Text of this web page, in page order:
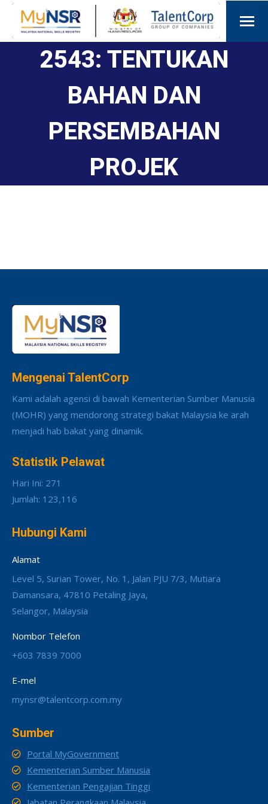
2543: TENTUKAN
BAHAN DAN
PERSEMBAHAN
PROJEK
Mengenai TalentCorp
Kami adalah agensi di bawah Kementerian Sumber Manusia
(MOHR) yang mendorong strategi bakat Malaysia ke arah
menjadi hab bakat yang dinamik.
Statistik Pelawat
Hari Ini: 271
Jumlah: 123,116
Hubungi Kami
Alamat
Level 5, Surian Tower, No. 1, Jalan PJU 7/3, Mutiara
Damansara, 47810 Petaling Jaya,
Selangor, Malaysia
Nombor Telefon
+603 7839 7000
E-mel
mynsr@talentcorp.com.my
Sumber
Portal MyGovernment
Kementerian Sumber Manusia
Kementerian Pengajian Tinggi